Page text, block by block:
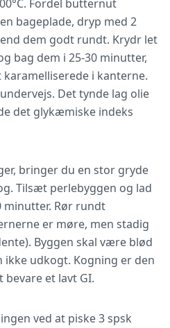
Fordel butternut
bageplade, dryp med 2
dem godt rundt. Krydr let
bag dem i 25-30 minutter,
i kanterne.
Det tynde lag olie
det glykæmiske indeks
bringer du en stor gryde
Tilsæt perlebyggen og lad
minutter. Rør rundt
er møre, men stadig
Byggen skal være blød
ikke udkogt. Kogning er den
et lavt GI.
ved at piske 3 spsk